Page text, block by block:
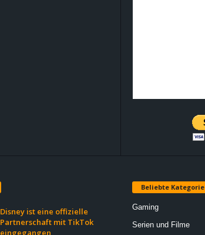
Disney ist eine offizielle
Partnerschaft mit TikTok
eingegangen
Beliebte Kategorie
Gaming
Serien und Filme